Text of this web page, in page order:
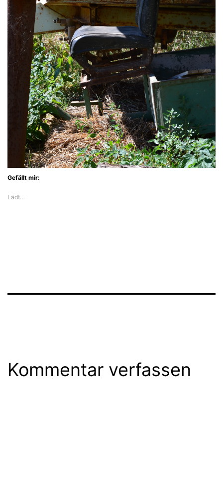
Gefällt mir:
Lädt…
Kommentar verfassen